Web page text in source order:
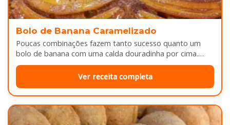
Bolo de Banana Caramelizado
Poucas combinações fazem tanto sucesso quanto um
bolo de banana com uma calda douradinha por cima.
Enquanto assa, aquele cheirinho…
Ver receita completa